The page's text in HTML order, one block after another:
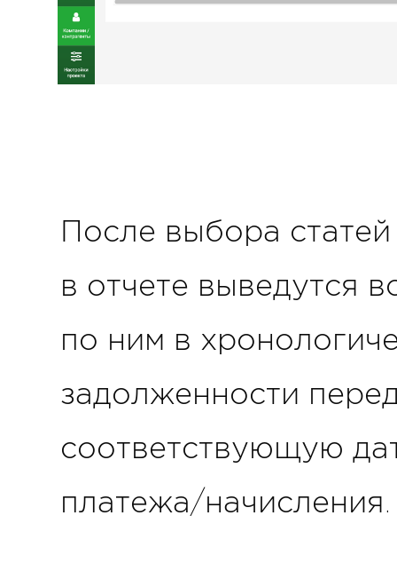
После выбора
в отчете выведутся
по ним в
задолженности
соответствующую
платежа/начисления.